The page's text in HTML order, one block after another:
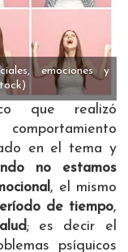
emociones y
que realizó
en el tema y
no estamos
, el mismo
de tiempo,
; es decir el
psíquicos